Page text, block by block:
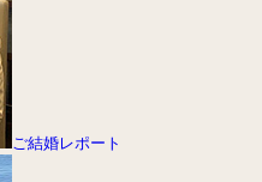
ご結婚レポート